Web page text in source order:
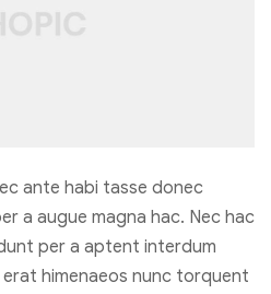
ante habi tasse donec
a augue magna hac. Nec hac
per a aptent interdum
himenaeos nunc torquent